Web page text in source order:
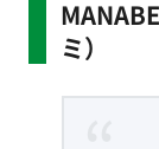
ミ）